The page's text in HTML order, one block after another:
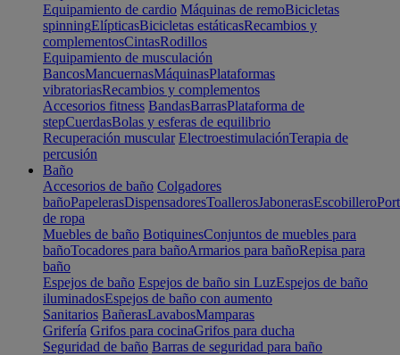
Equipamiento de cardio Máquinas de remoBicicletas
spinningElípticasBicicletas estáticasRecambios y
complementosCintasRodillos
Equipamiento de musculación
BancosMancuernasMáquinasPlataformas
vibratoriasRecambios y complementos
Accesorios fitness BandasBarrasPlataforma de
stepCuerdasBolas y esferas de equilibrio
Recuperación muscular ElectroestimulaciónTerapia de
percusión
Baño
Accesorios de baño Colgadores
bañoPapelerasDispensadoresToallerosJabonerasEscobillero
de ropa
Muebles de baño BotiquinesConjuntos de muebles para
bañoTocadores para bañoArmarios para bañoRepisa para
baño
Espejos de baño Espejos de baño sin LuzEspejos de baño
iluminadosEspejos de baño con aumento
Sanitarios BañerasLavabosMamparas
Grifería Grifos para cocinaGrifos para ducha
Seguridad de baño Barras de seguridad para baño